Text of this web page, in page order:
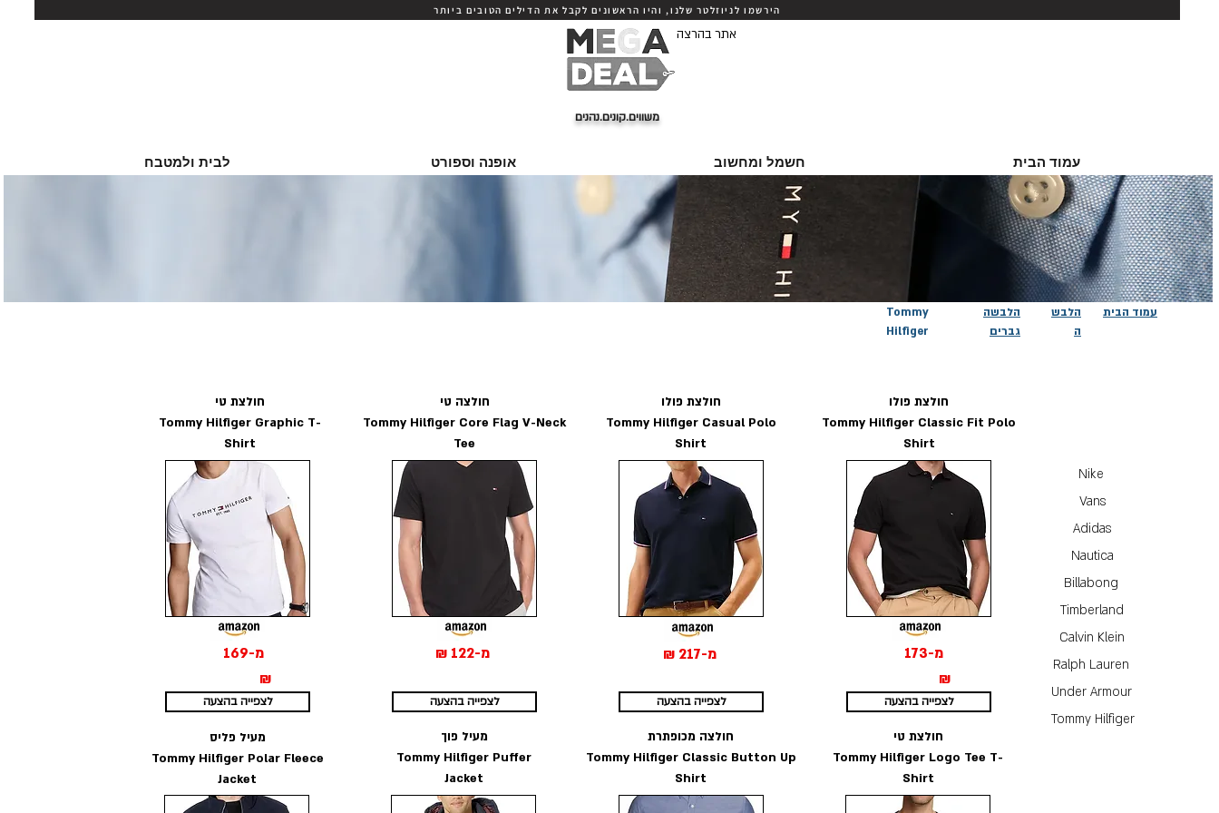
הירשמו לניוזלטר שלנו, והיו הראשונים לקבל את הדילים הטובים ביותר
אתר בהרצה
משווים.קונים.נהנים
עמוד הבית חשמל ומחשוב אופנה וספורט לבית ולמטבח
Tommy
Hilfiger
הלבשה
גברים
הלבש
ה
עמוד הבית
חולצת טי
Tommy Hilfiger Graphic T-
Shirt
מ-169
₪
לצפייה בהצעה
מעיל פליס
Tommy Hilfiger Polar Fleece
Jacket
חולצה טי
Tommy Hilfiger Core Flag V-Neck
Tee
מ-122 ₪
לצפייה בהצעה
מעיל פוך
Tommy Hilfiger Puffer
Jacket
חולצת פולו
Tommy Hilfiger Casual Polo
Shirt
מ-217 ₪
לצפייה בהצעה
חולצה מכופתרת
Tommy Hilfiger Classic Button Up
Shirt
חולצת פולו
Tommy Hilfiger Classic Fit Polo
Shirt
מ-173
₪
לצפייה בהצעה
חולצת טי
Tommy Hilfiger Logo Tee T-
Shirt
Nike
Vans
Adidas
Nautica
Billabong
Timberland
Calvin Klein
Ralph Lauren
Under Armour
Tommy Hilfiger